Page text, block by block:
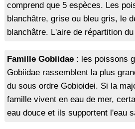
comprend que 5 espèces. Les
blanchâtre, grise ou bleu gris, le
blanchâtre. L'aire de répartition
Famille Gobiidae: les poissons
Gobiidae rassemblent la plus
du sous ordre Gobioidei. Si la
famille vivent en eau de mer,
eau douce et ils supportent l'eau